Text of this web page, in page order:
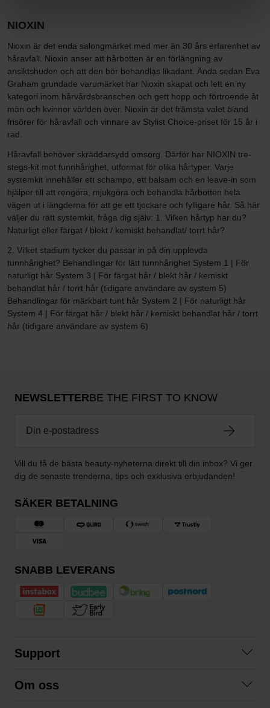
NIOXIN
Nioxin är det enda salongmärket med mer än 30 års erfarenhet av
håravfall. Nioxin anser att hårbotten är en förlängning av
ansiktshuden och att den bör behandlas likadant. Ända sedan Eva
Graham grundade varumärket har Nioxin skapat och lett en ny
kategori inom hårvårdsbranschen och gett hopp och förtroende åt
män och kvinnor världen över. Nioxin är det främsta valet bland
frisörer för håravfall och vinnare av Stylist Choice-priset för 15 år i
rad.
Håravfall behöver skräddarsydd omsorg. Därför har NIOXIN tre-
stegs-kit mot tunnhårighet, utformat för olika hårtyper. Varje
systemkit innehåller ett schampo, ett balsam och en leave-in som
hjälper till att rengöra, mjukgöra och behandla hårbotten hela
vägen ut i längderna för att ge ett tjockare och fylligare hår. Så här
väljer du rätt systemkit, fråga dig själv: 1. Vilken hårtyp har du?
Naturligt eller färgat / blekt / kemiskt behandlat/ torrt hår?
2. Vilket stadium tycker du passar in på din upplevda
tunnhårighet? Behandlingar för lätt tunnhårighet System 1 | För
naturligt hår System 3 | För färgat hår / blekt hår / kemiskt
behandlat hår / torrt hår (tidigare användare av system 5)
Behandlingar för märkbart tunt hår System 2 | För naturligt hår
System 4 | För färgat hår / blekt hår / kemiskt behandlat hår / torrt
hår (tidigare användare av system 6)
NEWSLETTERBE THE FIRST TO KNOW
Vill du få de bästa beauty-nyheterna direkt till din inbox? Vi ger
dig de senaste trenderna, tips och exklusiva erbjudanden!
SÄKER BETALNING
SNABB LEVERANS
Support
Om oss